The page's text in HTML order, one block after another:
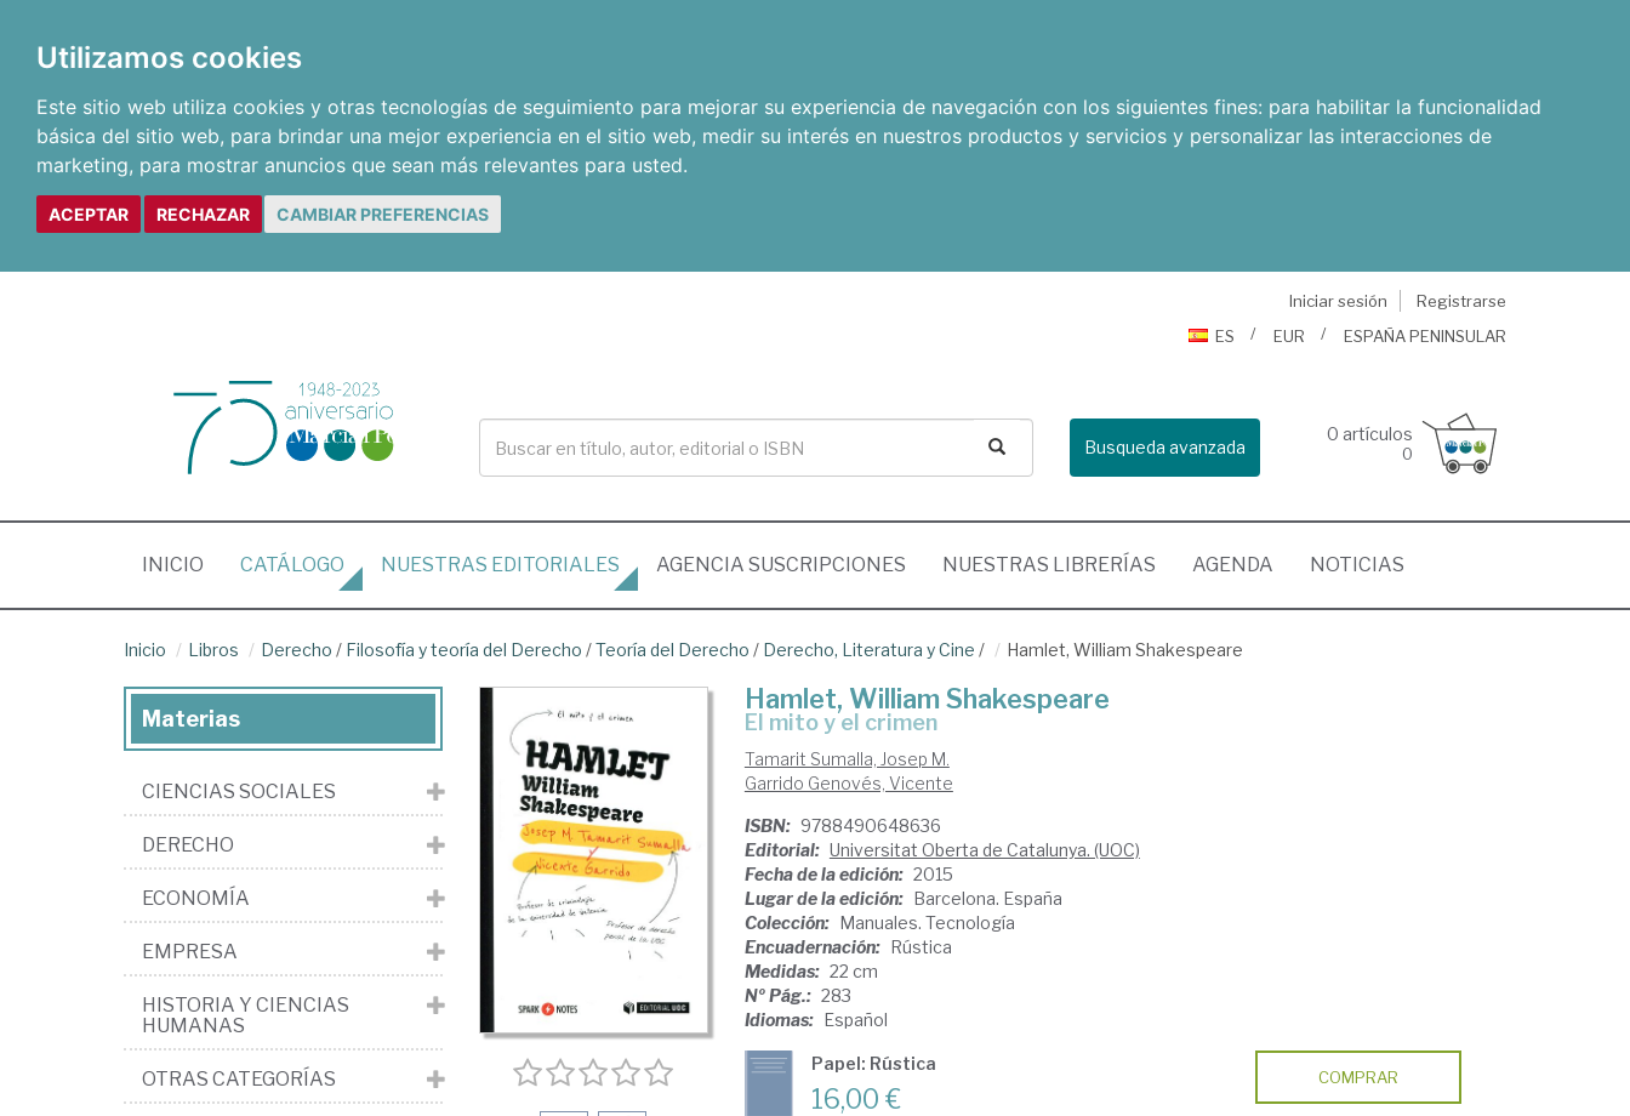
Utilizamos cookies
Este sitio web utiliza cookies y otras tecnologías de seguimiento para mejorar su experiencia de navegación con los siguientes fines: para habilitar la funcionalidad
básica del sitio web, para brindar una mejor experiencia en el sitio web, medir su interés en nuestros productos y servicios y personalizar las interacciones de
marketing, para mostrar anuncios que sean más relevantes para usted.
ACEPTAR RECHAZAR CAMBIAR PREFERENCIAS
Iniciar sesión
Registrarse
ES
EUR ESPAÑA PENINSULAR
Busqueda avanzada
0 artículos
0
INICIO (CURRENT)
CATÁLOGO NUESTRAS EDITORIALES AGENCIA SUSCRIPCIONES NUESTRAS LIBRERÍAS AGENDA NOTICIAS
Inicio Libros Derecho / Filosofía y teoría del Derecho /Teoría del Derecho / Derecho, Literatura y Cine / Hamlet, William Shakespeare
Hamlet, William Shakespeare
el mito y el crimen
Tamarit Sumalla, Josep M.
Garrido Genovés, Vicente
ISBN: 9788490648636
Editorial: Universitat Oberta de Catalunya. (UOC)
Fecha de la edición: 2015
Lugar de la edición: Barcelona. España
Colección: Manuales. Tecnología
Encuadernación: Rústica
Medidas: 22 cm
Nº Pág.: 283
Idiomas: Español
Papel: Rústica
16,00 €
COMPRAR
Materias
CIENCIAS SOCIALES
DERECHO
ECONOMÍA
EMPRESA
HISTORIA Y CIENCIAS
HUMANAS
OTRAS CATEGORÍAS